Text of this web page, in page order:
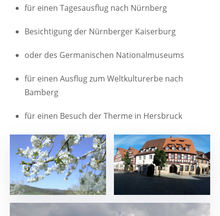
für einen Tagesausflug nach Nürnberg
Besichtigung der Nürnberger Kaiserburg
oder des Germanischen Nationalmuseums
für einen Ausflug zum Weltkulturerbe nach
Bamberg
für einen Besuch der Therme in Hersbruck